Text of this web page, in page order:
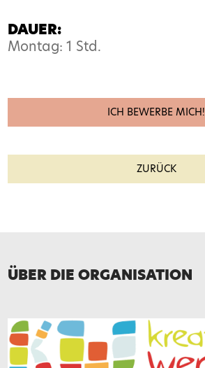
DAUER:
Montag: 1 Std.
ICH BEWERBE MICH!
Telefon
Nachricht*
ZURÜCK
ÜBER DIE ORGANISATION